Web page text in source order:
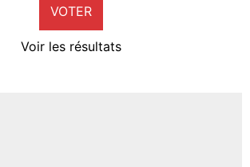
VOTER
Voir les résultats